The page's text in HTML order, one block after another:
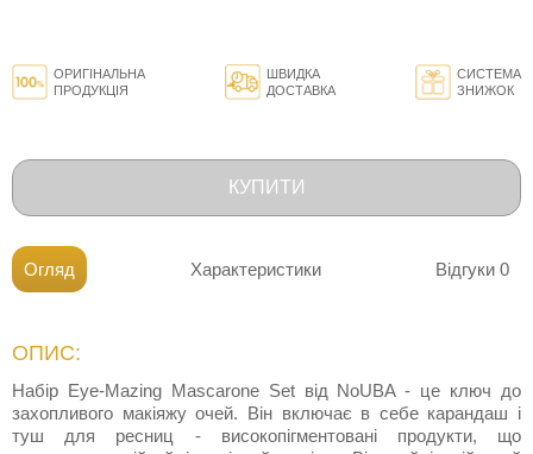
ОРИГІНАЛЬНА
ПРОДУКЦІЯ
ШВИДКА
ДОСТАВКА
СИСТЕМА
ЗНИЖОК
КУПИТИ
Огляд Характеристики Відгуки 0
ОПИС:
Набір Eye-Mazing Mascarone Set від NoUBA - це ключ до
захопливого макіяжу очей. Він включає в себе карандаш і
туш для ресниц - високопігментовані продукти, що